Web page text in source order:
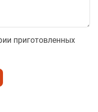
приготовленных